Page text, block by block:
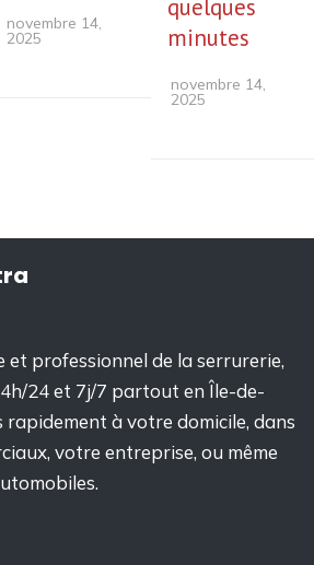
novembre 14,
2025
quelques
minutes
novembre 14,
2025
et professionnel de la serrurerie,
24 et 7j/7 partout en Île-de-
rapidement à votre domicile, dans
votre entreprise, ou même